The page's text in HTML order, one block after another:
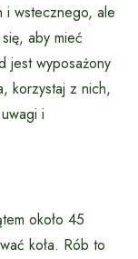
i wstecznego, ale
aby mieć
jest wyposażony
korzystaj z nich,
i
około 45
koła. Rób to